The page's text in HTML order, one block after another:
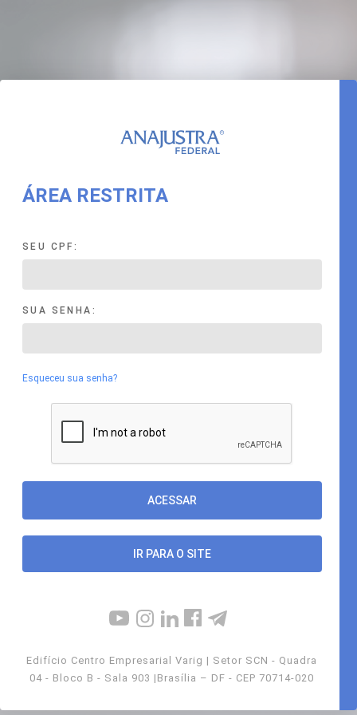
ÁREA RESTRITA
SEU CPF:
SUA SENHA:
Esqueceu sua senha?
IR PARA O SITE
Edifício Centro Empresarial Varig | Setor SCN - Quadra
04 - Bloco B - Sala 903 |Brasília – DF - CEP 70714-020